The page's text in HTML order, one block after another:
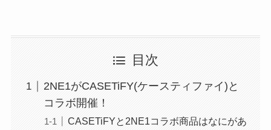
目次
2NE1がCASETiFY(ケースティファイ)と
コラボ開催！
CASETiFYと2NE1コラボ商品はなにがあ